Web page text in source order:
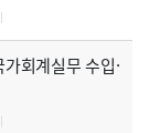
회계실무 수입·